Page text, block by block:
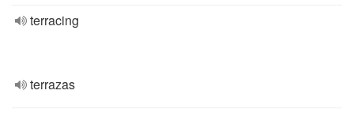
terracing
terrazas